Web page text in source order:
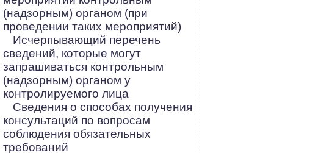
(надзорным) органом (при
проведении таких мероприятий)
Исчерпывающий перечень
сведений, которые могут
запрашиваться контрольным
(надзорным) органом у
контролируемого лица
Сведения о способах получения
консультаций по вопросам
соблюдения обязательных
требований